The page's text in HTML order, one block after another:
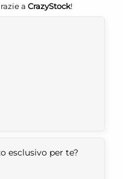
a CrazyStock!
esclusivo per te?